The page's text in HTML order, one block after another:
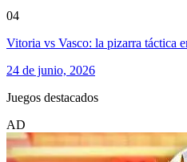
04
Vitoria vs Vasco: la pizarra táctica
24 de junio, 2026
Juegos destacados
AD